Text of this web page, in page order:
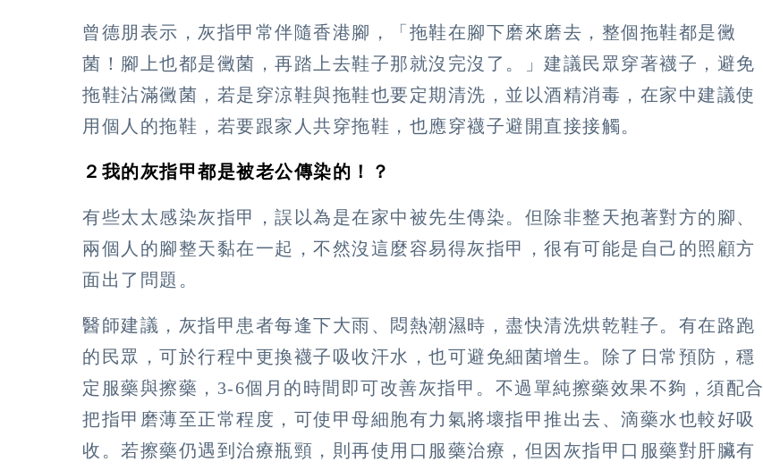
曾德朋表示，灰指甲常伴隨香港腳，「拖鞋在腳下磨來磨去，整個拖鞋都是黴
菌！腳上也都是黴菌，再踏上去鞋子那就沒完沒了。」建議民眾穿著襪子，避免
拖鞋沾滿黴菌，若是穿涼鞋與拖鞋也要定期清洗，並以酒精消毒，在家中建議使
用個人的拖鞋，若要跟家人共穿拖鞋，也應穿襪子避開直接接觸。
２我的灰指甲都是被老公傳染的！？
有些太太感染灰指甲，誤以為是在家中被先生傳染。但除非整天抱著對方的腳、
兩個人的腳整天黏在一起，不然沒這麼容易得灰指甲，很有可能是自己的照顧方
面出了問題。
醫師建議，灰指甲患者每逢下大雨、悶熱潮濕時，盡快清洗烘乾鞋子。有在路跑
的民眾，可於行程中更換襪子吸收汗水，也可避免細菌增生。除了日常預防，穩
定服藥與擦藥，3-6個月的時間即可改善灰指甲。不過單純擦藥效果不夠，須配合
把指甲磨薄至正常程度，可使甲母細胞有力氣將壞指甲推出去、滴藥水也較好吸
收。若擦藥仍遇到治療瓶頸，則再使用口服藥治療，但因灰指甲口服藥對肝臟有